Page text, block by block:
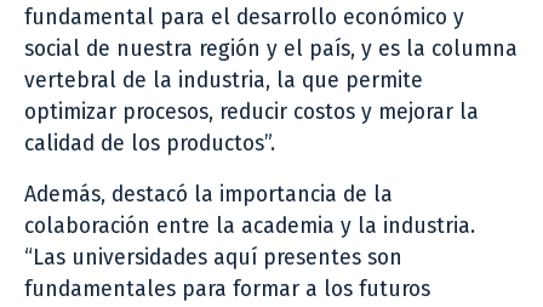
fundamental para el desarrollo económico y
social de nuestra región y el país, y es la columna
vertebral de la industria, la que permite
optimizar procesos, reducir costos y mejorar la
calidad de los productos”.
Además, destacó la importancia de la
colaboración entre la academia y la industria.
“Las universidades aquí presentes son
fundamentales para formar a los futuros